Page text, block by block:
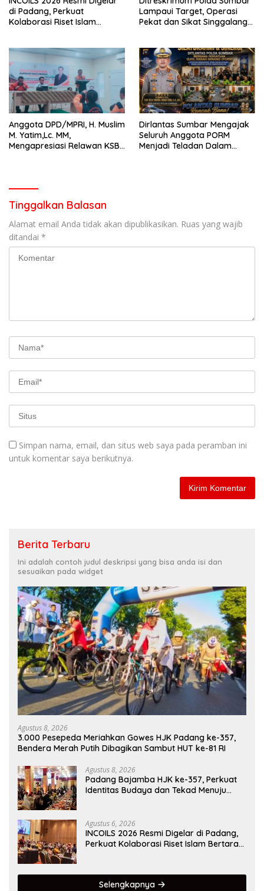
di Padang, Perkuat
Kolaborasi Riset Islam
Lampaui Target, Operasi
Pekat dan Sikat Singgalang
Anggota DPD/MPRI, H. Muslim
M. Yatim,Lc. MM,
Mengapresiasi Relawan KSB
Dirlantas Sumbar Mengajak
Seluruh Anggota PORM
Menjadi Teladan Dalam
Tinggalkan Balasan
Alamat email Anda tidak akan dipublikasikan. Ruas yang wajib
ditandai *
Simpan nama, email, dan situs web saya pada peramban ini
untuk komentar saya berikutnya.
Berita Terbaru
Ini adalah contoh judul deskripsi yang bisa anda isi dan
sesuaikan pada widget
Agustus 8, 2026
3.000 Pesepeda Meriahkan Gowes HJK Padang ke-357,
Bendera Merah Putih Dibagikan Sambut HUT ke-81 RI
Agustus 8, 2026
Padang Bajamba HJK ke-357, Perkuat
Identitas Budaya dan Tekad Menuju
Agustus 6, 2026
INCOILS 2026 Resmi Digelar di Padang,
Perkuat Kolaborasi Riset Islam Bertaraf
Selengkapnya